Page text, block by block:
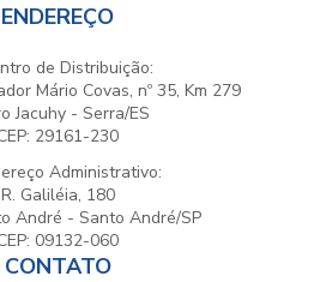
ENDEREÇO
de Distribuição:
Mário Covas, nº 35, Km 279
Jacuhy - Serra/ES
29161-230
Administrativo:
R. Galiléia, 180
André - Santo André/SP
09132-060
CONTATO